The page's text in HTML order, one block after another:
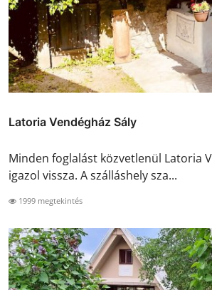
Latoria Vendégház Sály
Minden foglalást közvetlenül Latoria
igazol vissza. A szálláshely sza...
1999 megtekintés